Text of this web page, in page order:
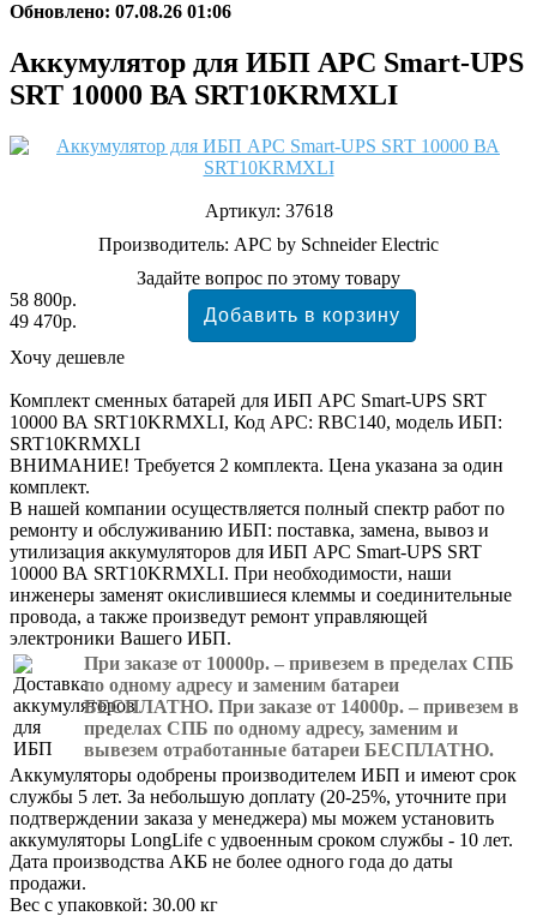
Обновлено: 07.08.26 01:06
Аккумулятор для ИБП APC Smart-UPS
SRT 10000 ВА SRT10KRMXLI
Артикул: 37618
Производитель: APC by Schneider Electric
Задайте вопрос по этому товару
58 800р.
49 470р.
Хочу дешевле
Комплект сменных батарей для ИБП APC Smart-UPS SRT
10000 ВА SRT10KRMXLI, Код APC: RBC140, модель ИБП:
SRT10KRMXLI
ВНИМАНИЕ! Требуется 2 комплекта. Цена указана за один
комплект.
В нашей компании осуществляется полный спектр работ по
ремонту и обслуживанию ИБП: поставка, замена, вывоз и
утилизация аккумуляторов для ИБП APC Smart-UPS SRT
10000 ВА SRT10KRMXLI. При необходимости, наши
инженеры заменят окислившиеся клеммы и соединительные
провода, а также произведут ремонт управляющей
электроники Вашего ИБП.
При заказе от 10000р. – привезем в пределах СПБ
по одному адресу и заменим батареи
БЕСПЛАТНО. При заказе от 14000р. – привезем в
пределах СПБ по одному адресу, заменим и
вывезем отработанные батареи БЕСПЛАТНО.
Аккумуляторы одобрены производителем ИБП и имеют срок
службы 5 лет. За небольшую доплату (20-25%, уточните при
подтверждении заказа у менеджера) мы можем установить
аккумуляторы LongLife с удвоенным сроком службы - 10 лет.
Дата производства АКБ не более одного года до даты
продажи.
Вес с упаковкой: 30.00 кг